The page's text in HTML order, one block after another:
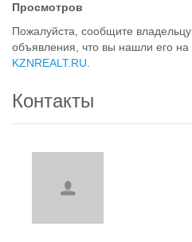
Просмотров
Пожалуйста, сообщите владельцу
объявления, что вы нашли его на
KZNREALT.RU
Контакты